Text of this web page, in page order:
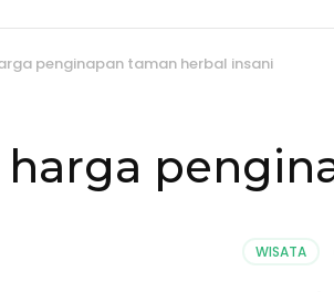
penginapan taman herbal insani
harga
WISATA